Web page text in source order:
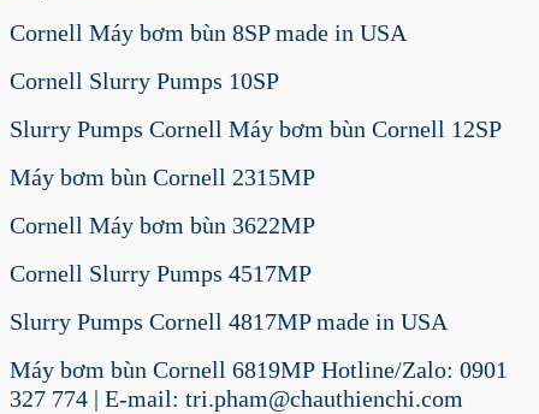
Cornell Máy bơm bùn 8SP made in USA
Cornell Slurry Pumps 10SP
Slurry Pumps Cornell Máy bơm bùn Cornell 12SP
Máy bơm bùn Cornell 2315MP
Cornell Máy bơm bùn 3622MP
Cornell Slurry Pumps 4517MP
Slurry Pumps Cornell 4817MP made in USA
Máy bơm bùn Cornell 6819MP Hotline/Zalo: 0901
327 774 | E-mail: tri.pham@chauthienchi.com